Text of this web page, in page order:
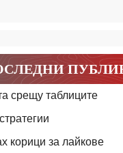
срещу таблиците
корици за лайкове